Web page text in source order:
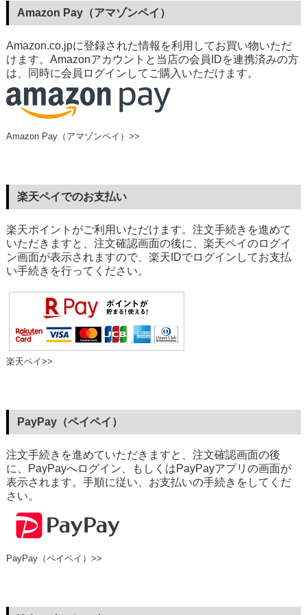
Amazon Pay（アマゾンペイ）
Amazon.co.jpに登録された情報を利用してお買い物いただ
けます。Amazonアカウントと当店の会員IDを連携済みの方
は、同時に会員ログインしてご購入いただけます。
Amazon Pay（アマゾンペイ）>>
楽天ペイでのお支払い
楽天ポイントがご利用いただけます。注文手続きを進めて
いただきますと、注文確認画面の後に、楽天ペイのログイ
ン画面が表示されますので、楽天IDでログインしてお支払
い手続きを行ってください。
楽天ペイ>>
PayPay（ペイペイ）
注文手続きを進めていただきますと、注文確認画面の後
に、PayPayへログイン、もしくはPayPayアプリの画面が
表示されます。手順に従い、お支払いの手続きをしてくだ
さい。
PayPay（ペイペイ）>>